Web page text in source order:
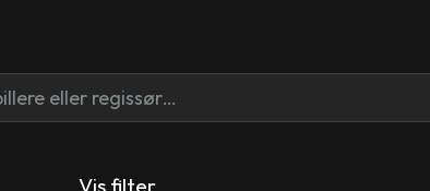
Vis filter